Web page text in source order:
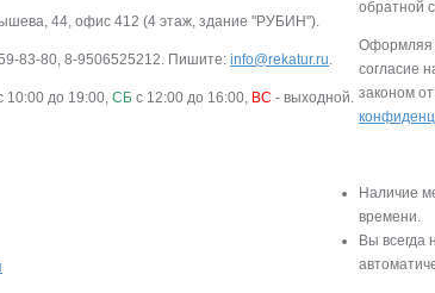
44, офис 412 (4 этаж, здание "РУБИН").
83-80, 8-9506525212. Пишите: info@rekatur.ru
10:00 до 19:00, СБ с 12:00 до 16:00, ВС - выходной.
обратной
Оформляя
согласие
законом
Наличие
времени.
Вы всегда